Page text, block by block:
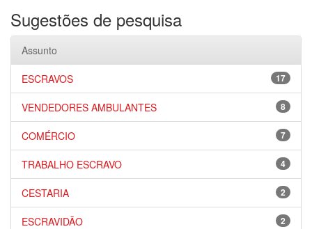
Sugestões de pesquisa
Assunto
17
ESCRAVOS
8
VENDEDORES AMBULANTES
7
COMÉRCIO
4
TRABALHO ESCRAVO
2
CESTARIA
2
ESCRAVIDÃO